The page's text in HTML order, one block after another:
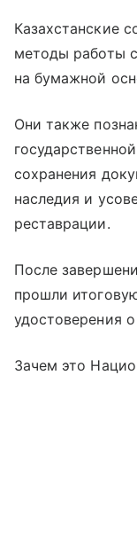
Казахстанские
методы работы
на бумажной
Они также
сохранения
наследия и
реставрации.
После
прошли
удостоверения
Зачем это